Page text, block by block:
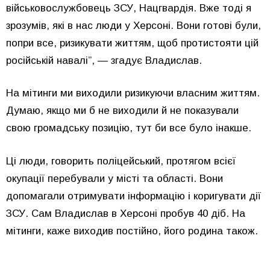
військовослужбовець ЗСУ, Нацгвардія. Вже тоді я
зрозумів, які в нас люди у Херсоні. Вони готові були,
попри все, ризикувати життям, щоб протистояти цій
російській навалі”, — згадує Владислав.
На мітинги ми виходили ризикуючи власним життям.
Думаю, якщо ми б не виходили й не показували
свою громадську позицію, тут би все було інакше.
Ці люди, говорить поліцейський, протягом всієї
окупації перебували у місті та області. Вони
допомагали отримувати інформацію і коригувати дії
ЗСУ. Сам Владислав в Херсоні пробув 40 діб. На
мітинги, каже виходив постійно, його родина також.